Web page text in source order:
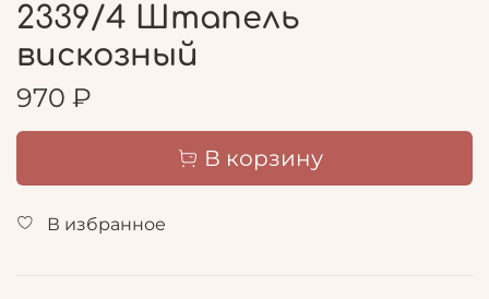
2339/4 Штапель
вискозный
970 ₽
В корзину
В избранное